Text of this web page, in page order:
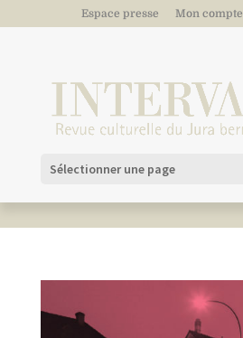
Espace presse Mon compte
Sélectionner une page